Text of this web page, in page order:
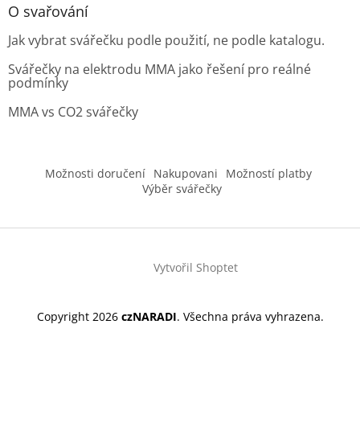
O svařování
Jak vybrat svářečku podle použití, ne podle katalogu.
Svářečky na elektrodu MMA jako řešení pro reálné
podmínky
MMA vs CO2 svářečky
Možnosti doručení Nakupovani
Možností platby
Výběr svářečky
Vytvořil Shoptet
Copyright 2026 czNARADI. Všechna práva vyhrazena.